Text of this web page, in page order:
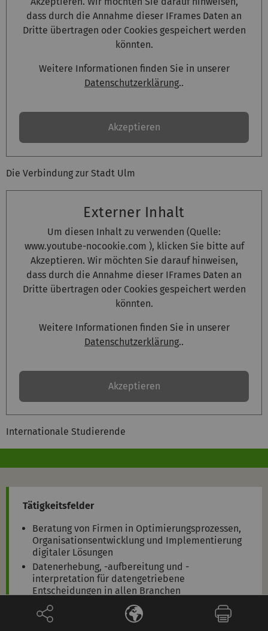
dass durch die Annahme dieser IFrames Daten an
Dritte übertragen oder Cookies gespeichert werden
könnten.
Weitere Informationen finden Sie in unserer
Datenschutzerklärung..
Akzeptieren
Die Verbindung zur Stadt Ulm
Externer Inhalt
Um diesen Inhalt zu verwenden (Quelle:
www.youtube-nocookie.com ), klicken Sie bitte auf
Akzeptieren. Wir möchten Sie darauf hinweisen,
dass durch die Annahme dieser IFrames Daten an
Dritte übertragen oder Cookies gespeichert werden
könnten.
Weitere Informationen finden Sie in unserer
Datenschutzerklärung..
Akzeptieren
Internationale Studierende
Tätigkeitsfelder
Beratung von Firmen in Optimierungsprozessen,
Organisationsentwicklung und Implementierung
digitaler Lösungen
Datenerhebung, -aufbereitung und -
interpretation für datengetriebene
Entscheidungen in allen Branchen
Entwicklung, Umsetzung und Optimierung von
Online-Plattformen und digitalen Services